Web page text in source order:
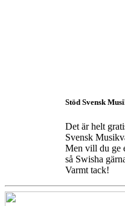
Stöd Svensk
Det är helt
Svensk
Men vill du ge
så Swisha
Varmt tack!